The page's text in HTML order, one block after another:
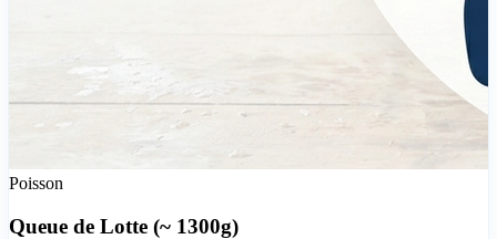
Poisson
Queue de Lotte (~ 1300g)